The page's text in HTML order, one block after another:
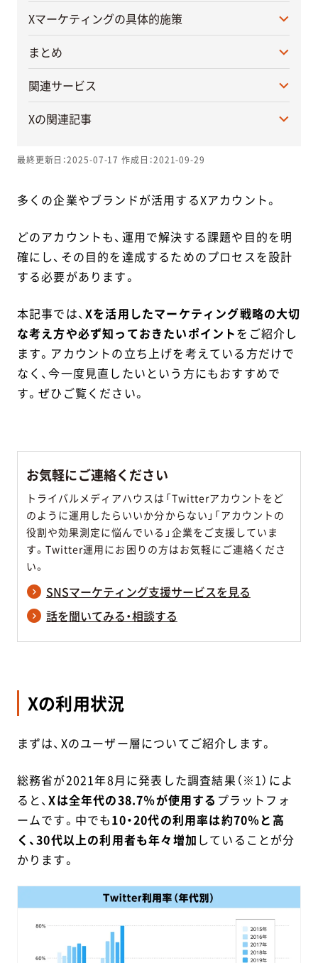
Xマーケティングの具体的施策
まとめ
関連サービス
Xの関連記事
最終更新日：2025-07-17 作成日：2021-09-29
多くの企業やブランドが活用するXアカウント。
どのアカウントも、運用で解決する課題や目的を明
確にし、その目的を達成するためのプロセスを設計
する必要があります。
本記事では、Xを活用したマーケティング戦略の大切
な考え方や必ず知っておきたいポイントをご紹介し
ます。アカウントの立ち上げを考えている方だけで
なく、今一度見直したいという方にもおすすめで
す。ぜひご覧ください。
お気軽にご連絡ください
トライバルメディアハウスは「Twitterアカウントをど
のように運用したらいいか分からない」「アカウントの
役割や効果測定に悩んでいる」企業をご支援していま
す。Twitter運用にお困りの方はお気軽にご連絡くださ
い。
SNSマーケティング支援サービスを見る
話を聞いてみる・相談する
Xの利用状況
まずは、Xのユーザー層についてご紹介します。
総務省が2021年8月に発表した調査結果（※1）によ
ると、Xは全年代の38.7％が使用する プラットフォ
ームです。中でも10・20代の利用率は約70％と高
く、30代以上の利用者も年々増加 していることが分
かります。